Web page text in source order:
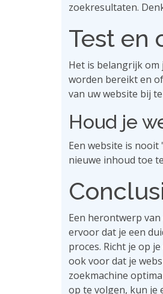
zoekresultaten.
Test en
Het is belangrijk
worden bereikt en
van uw website bij
Houd je
Een website is
nieuwe inhoud toe
Een herontwerp
ervoor dat je een
proces. Richt je op
ook voor dat je
zoekmachine
op te volgen, kun je